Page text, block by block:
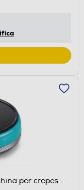
per crepes-